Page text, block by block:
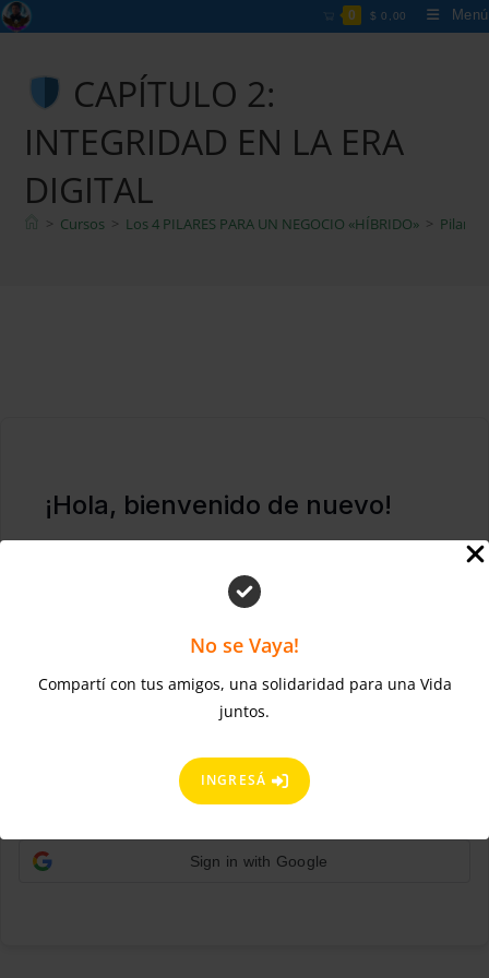
No se Vaya!
Compartí con tus amigos, una solidaridad para una Vida
juntos.
INGRESÁ
Ir
al
0 $ 0,00 Menú
CAPÍTULO 2:
INTEGRIDAD EN LA ERA
DIGITAL
> Cursos > Los 4 PILARES PARA UN NEGOCIO «HÍBRIDO» > Pilar 1:
¡Hola, bienvenido de nuevo!
Mantenerme conectado ¿Olvidaste la contraseña?
¿No tienes una cuenta?Regístrate ahora
Sign in with Google